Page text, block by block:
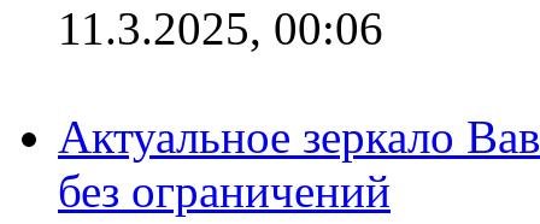
11.3.2025, 00:06
Актуальное зеркало
без ограничений